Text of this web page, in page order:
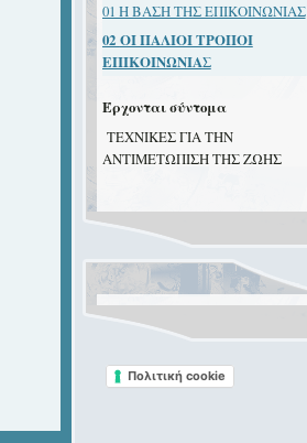
01 Η ΒΑΣΗ ΤΗΣ ΕΠΙΚΟΙΝΩΝΙΑΣ
02 ΟΙ ΠΑΛΙΟΙ ΤΡΟΠΟΙ
ΕΠΙΚΟΙΝΩΝΙΑΣ
Έρχονται σύντομα
TEXNIKEΣ ΓIA THN
ANTIMETΩΠIΣH THΣ ZΩHΣ
Πολιτική cookie